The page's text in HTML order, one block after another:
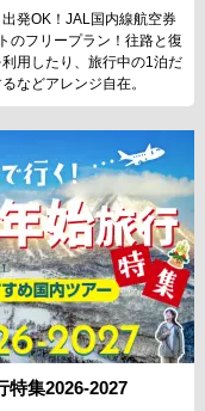
発OK！JAL国内線航空券
のフリープラン！往路と復
用したり、旅行中の1泊だ
などアレンジ自在。
特集2026-2027